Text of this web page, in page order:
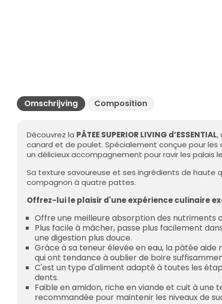
Omschrijving Composition
Découvrez la PÂTEE SUPERIOR LIVING d’ESSENTIAL,
canard et de poulet. Spécialement conçue pour
un délicieux accompagnement pour ravir les palais
Sa texture savoureuse et ses ingrédients de
compagnon à quatre pattes.
Offrez-lui le plaisir d'une expérience culinaire
Offre une meilleure absorption des nutriments
Plus facile à mâcher, passe plus facilement
une digestion plus douce.
Grâce à sa teneur élevée en eau, la pâtée
qui ont tendance à oublier de boire
C'est un type d'aliment adapté à toutes les
dents.
Faible en amidon, riche en viande et cuit à
recommandée pour maintenir les niveaux de